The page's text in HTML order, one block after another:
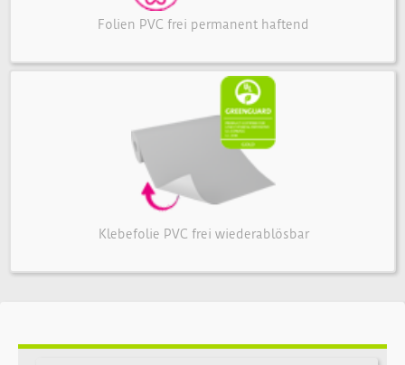
Zudem sind diese umweltschonenden Folien
eignen sich sogar für sensible Umgebungen.
Natürlich sind sie für den Einsatz unter freiem
Himmel sowie in Innenräumen bestens
In unserem Sortiment finden Sie PVC-freie
Klebefolien als wiederablösbare und als
permanent haftende Variante. Beide erhalten
Folien PVC frei permanent haftend
Klebefolie PVC frei wiederablösbar